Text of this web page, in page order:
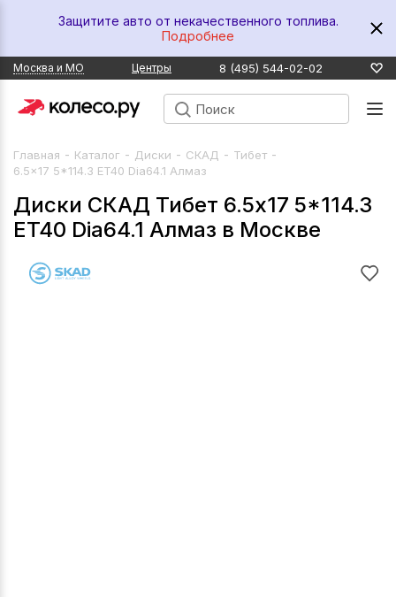
Защитите авто от некачественного топлива.
Подробнее
Москва и МО Центры 8 (495) 544-02-02
Главная - Каталог - Диски - СКАД - Тибет -
6.5x17 5*114.3 ET40 Dia64.1 Алмаз
Диски СКАД Тибет 6.5x17 5*114.3
ET40 Dia64.1 Алмаз в Москве